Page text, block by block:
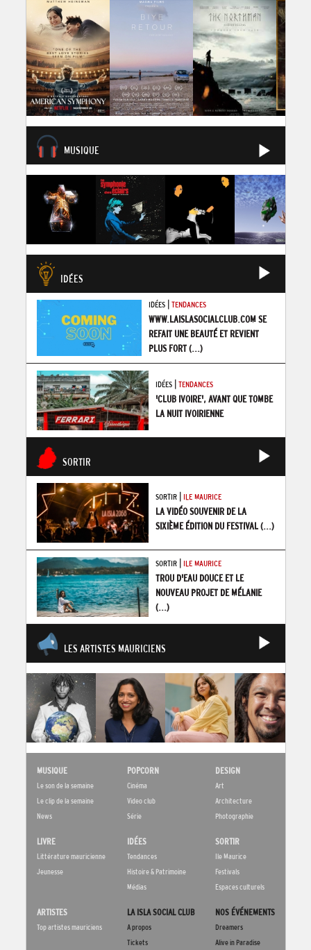
MUSIQUE
IDÉES
IDÉES| TENDANCES
WWW.LAISLASOCIALCLUB.COM SE
REFAIT UNE BEAUTÉ ET REVIENT
PLUS FORT(...)
IDÉES| TENDANCES
'CLUB IVOIRE', AVANT QUE TOMBE
LA NUIT IVOIRIENNE
SORTIR
SORTIR| ILE MAURICE
LA VIDÉO SOUVENIR DE LA
SIXIÈME ÉDITION DU FESTIVAL(...)
SORTIR| ILE MAURICE
TROU D'EAU DOUCE ET LE
NOUVEAU PROJET DE MÉLANIE
(...)
LES ARTISTES MAURICIENS
MUSIQUE
Le son de la semaine
Le clip de la semaine
News
POPCORN
Cinéma
Video club
Série
DESIGN
Art
Architecture
Photographie
LIVRE
Littérature mauricienne
Jeunesse
IDÉES
Tendances
Histoire & Patrimoine
Médias
SORTIR
Ile Maurice
Festivals
Espaces culturels
ARTISTES
Top artistes mauriciens
LA ISLA SOCIAL CLUB
A propos
Tickets
NOS ÉVÉNEMENTS
Dreamers
Alive in Paradise